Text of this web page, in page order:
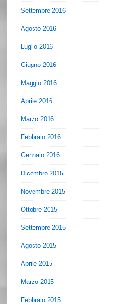
Settembre 2016
Agosto 2016
Luglio 2016
Giugno 2016
Maggio 2016
Aprile 2016
Marzo 2016
Febbraio 2016
Gennaio 2016
Dicembre 2015
Novembre 2015
Ottobre 2015
Settembre 2015
Agosto 2015
Aprile 2015
Marzo 2015
Febbraio 2015